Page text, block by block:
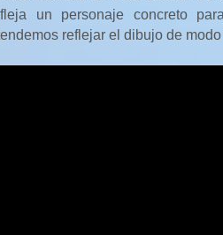
un personaje concreto
reflejar el dibujo de modo